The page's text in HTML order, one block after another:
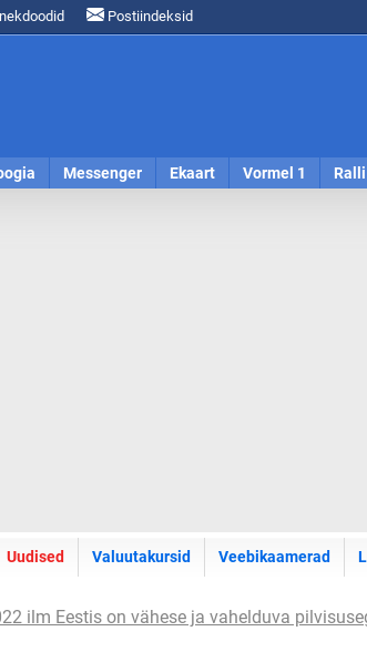
Postiindeksid
Messenger Ekaart Vormel 1 Ralli
Uudised Valuutakursid Veebikaamerad
ilm Eestis on vähese ja vahelduva